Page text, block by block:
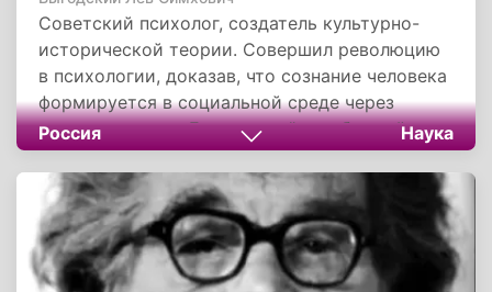
Советский психолог, создатель культурно-
исторической теории. Совершил революцию
в психологии, доказав, что сознание человека
формируется в социальной среде через
культуру и речь. Его идеи о "зоне ближайшего
развития" изменили мировую педагогику.
Несмотря на раннюю смерть и забвение, его
наследие стало основой современной
образовательной практики и психологии
развития.
Россия Наука